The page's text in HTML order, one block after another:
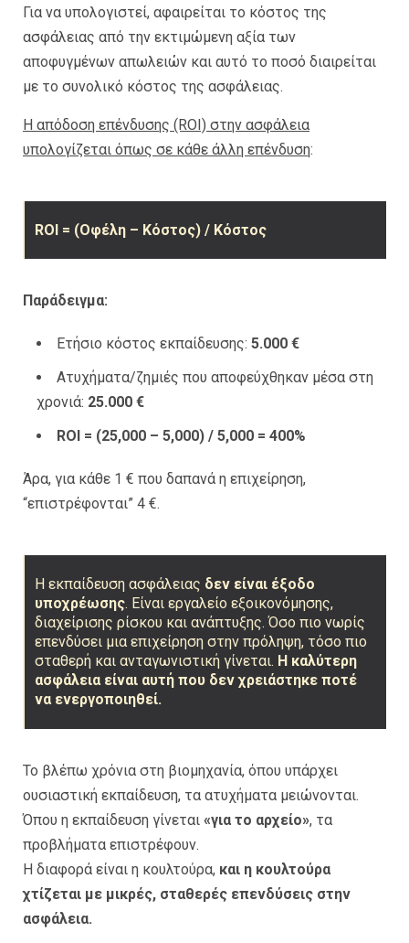
Για να υπολογιστεί, αφαιρείται το κόστος της
ασφάλειας από την εκτιμώμενη αξία των
αποφυγμένων απωλειών και αυτό το ποσό διαιρείται
με το συνολικό κόστος της ασφάλειας.
Η απόδοση επένδυσης (ROI) στην ασφάλεια
υπολογίζεται όπως σε κάθε άλλη επένδυση:
ROI = (Οφέλη – Κόστος) / Κόστος
Παράδειγμα:
Ετήσιο κόστος εκπαίδευσης: 5.000 €
Ατυχήματα/ζημιές που αποφεύχθηκαν μέσα στη
χρονιά: 25.000 €
ROI = (25,000 – 5,000) / 5,000 = 400%
Άρα, για κάθε 1 € που δαπανά η επιχείρηση,
“επιστρέφονται” 4 €.
Η εκπαίδευση ασφάλειας δεν είναι έξοδο
υποχρέωσης. Είναι εργαλείο εξοικονόμησης,
διαχείρισης ρίσκου και ανάπτυξης. Όσο πιο νωρίς
επενδύσει μια επιχείρηση στην πρόληψη, τόσο πιο
σταθερή και ανταγωνιστική γίνεται. Η καλύτερη
ασφάλεια είναι αυτή που δεν χρειάστηκε ποτέ
να ενεργοποιηθεί.
Το βλέπω χρόνια στη βιομηχανία, όπου υπάρχει
ουσιαστική εκπαίδευση, τα ατυχήματα μειώνονται.
Όπου η εκπαίδευση γίνεται «για το αρχείο», τα
προβλήματα επιστρέφουν.
Η διαφορά είναι η κουλτούρα, και η κουλτούρα
χτίζεται με μικρές, σταθερές επενδύσεις στην
ασφάλεια.